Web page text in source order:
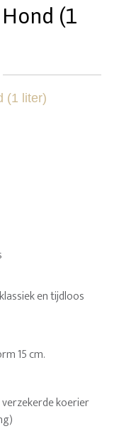
(1
en tijdloos
15 cm.
koerier